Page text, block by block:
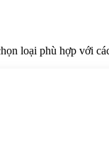
loại phù hợp với